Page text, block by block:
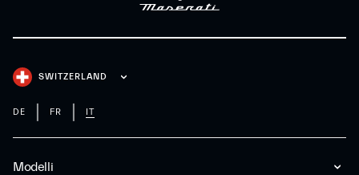
Modelli
SWITZERLAND
DE FR IT